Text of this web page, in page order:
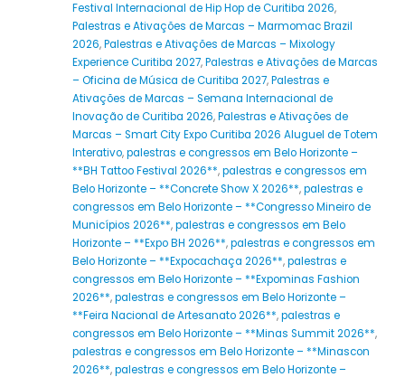
Festival Internacional de Hip Hop de Curitiba 2026,
Palestras e Ativações de Marcas – Marmomac Brazil
2026,Palestras e Ativações de Marcas – Mixology
Experience Curitiba 2027,Palestras e Ativações de Marcas
– Oficina de Música de Curitiba 2027,Palestras e
Ativações de Marcas – Semana Internacional de
Inovação de Curitiba 2026,Palestras e Ativações de
Marcas – Smart City Expo Curitiba 2026 Aluguel de Totem
Interativo,palestras e congressos em Belo Horizonte –
**BH Tattoo Festival 2026**,palestras e congressos em
Belo Horizonte – **Concrete Show X 2026**,palestras e
congressos em Belo Horizonte – **Congresso Mineiro de
Municípios 2026**,palestras e congressos em Belo
Horizonte – **Expo BH 2026**,palestras e congressos em
Belo Horizonte – **Expocachaça 2026**,palestras e
congressos em Belo Horizonte – **Expominas Fashion
2026**,palestras e congressos em Belo Horizonte –
**Feira Nacional de Artesanato 2026**,palestras e
congressos em Belo Horizonte – **Minas Summit 2026**,
palestras e congressos em Belo Horizonte – **Minascon
2026**,palestras e congressos em Belo Horizonte –